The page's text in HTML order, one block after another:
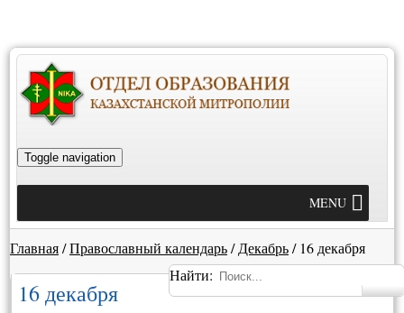
Toggle navigation
MENU
Главная/Православный календарь/ Декабрь/ 16 декабря
Найти:
16 декабря